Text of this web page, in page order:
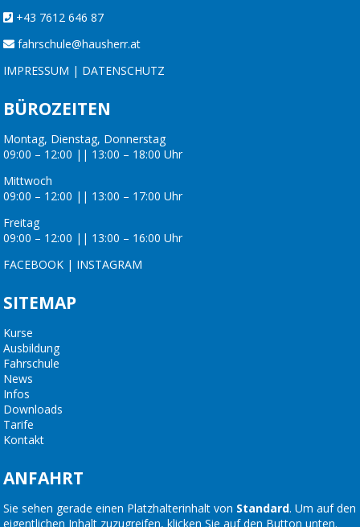
+43 7612 646 87
fahrschule@hausherr.at
IMPRESSUM | DATENSCHUTZ
BÜROZEITEN
Montag, Dienstag, Donnerstag
09:00 – 12:00 || 13:00 – 18:00 Uhr
Mittwoch
09:00 – 12:00 || 13:00 – 17:00 Uhr
Freitag
09:00 – 12:00 || 13:00 – 16:00 Uhr
FACEBOOK | INSTAGRAM
SITEMAP
Kurse
Ausbildung
Fahrschule
News
Infos
Downloads
Tarife
Kontakt
ANFAHRT
Sie sehen gerade einen Platzhalterinhalt von Standard. Um auf den
eigentlichen Inhalt zuzugreifen, klicken Sie auf den Button unten.